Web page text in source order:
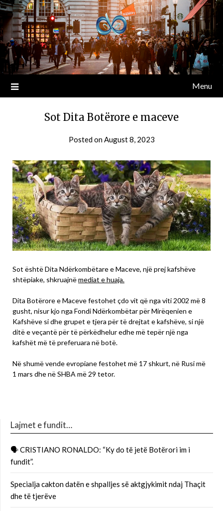
Menu
Sot Dita Botërore e maceve
Posted onAugust 8, 2023
Sot është Dita Ndërkombëtare e Maceve, një prej kafshëve
shtëpiake, shkruajnëmediat e huaja.
Dita Botërore e Maceve festohet çdo vit që nga viti 2002 më 8
gusht, nisur kjo nga Fondi Ndërkombëtar për Mirëqenien e
Kafshëve si dhe grupet e tjera për të drejtat e kafshëve, si një
ditë e veçantë për të përkëdhelur edhe më tepër një nga
kafshët më të preferuara në botë.
Në shumë vende evropiane festohet më 17 shkurt, në Rusi më
1 mars dhe në SHBA më 29 tetor.
Lajmet e fundit…
🗣 CRISTIANO RONALDO: “Ky do të jetë Botërori im i
fundit”.
Specialja cakton datën e shpalljes së aktgjykimit ndaj Thaçit
dhe të tjerëve